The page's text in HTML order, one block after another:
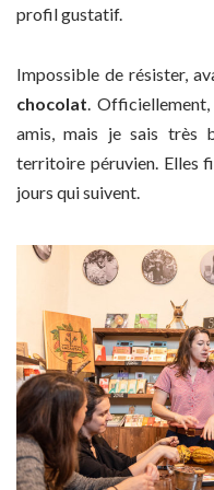
profil gustatif.
Impossible de résister,
chocolat .
amis, mais je sais très
territoire péruvien. Elles
jours qui suivent.